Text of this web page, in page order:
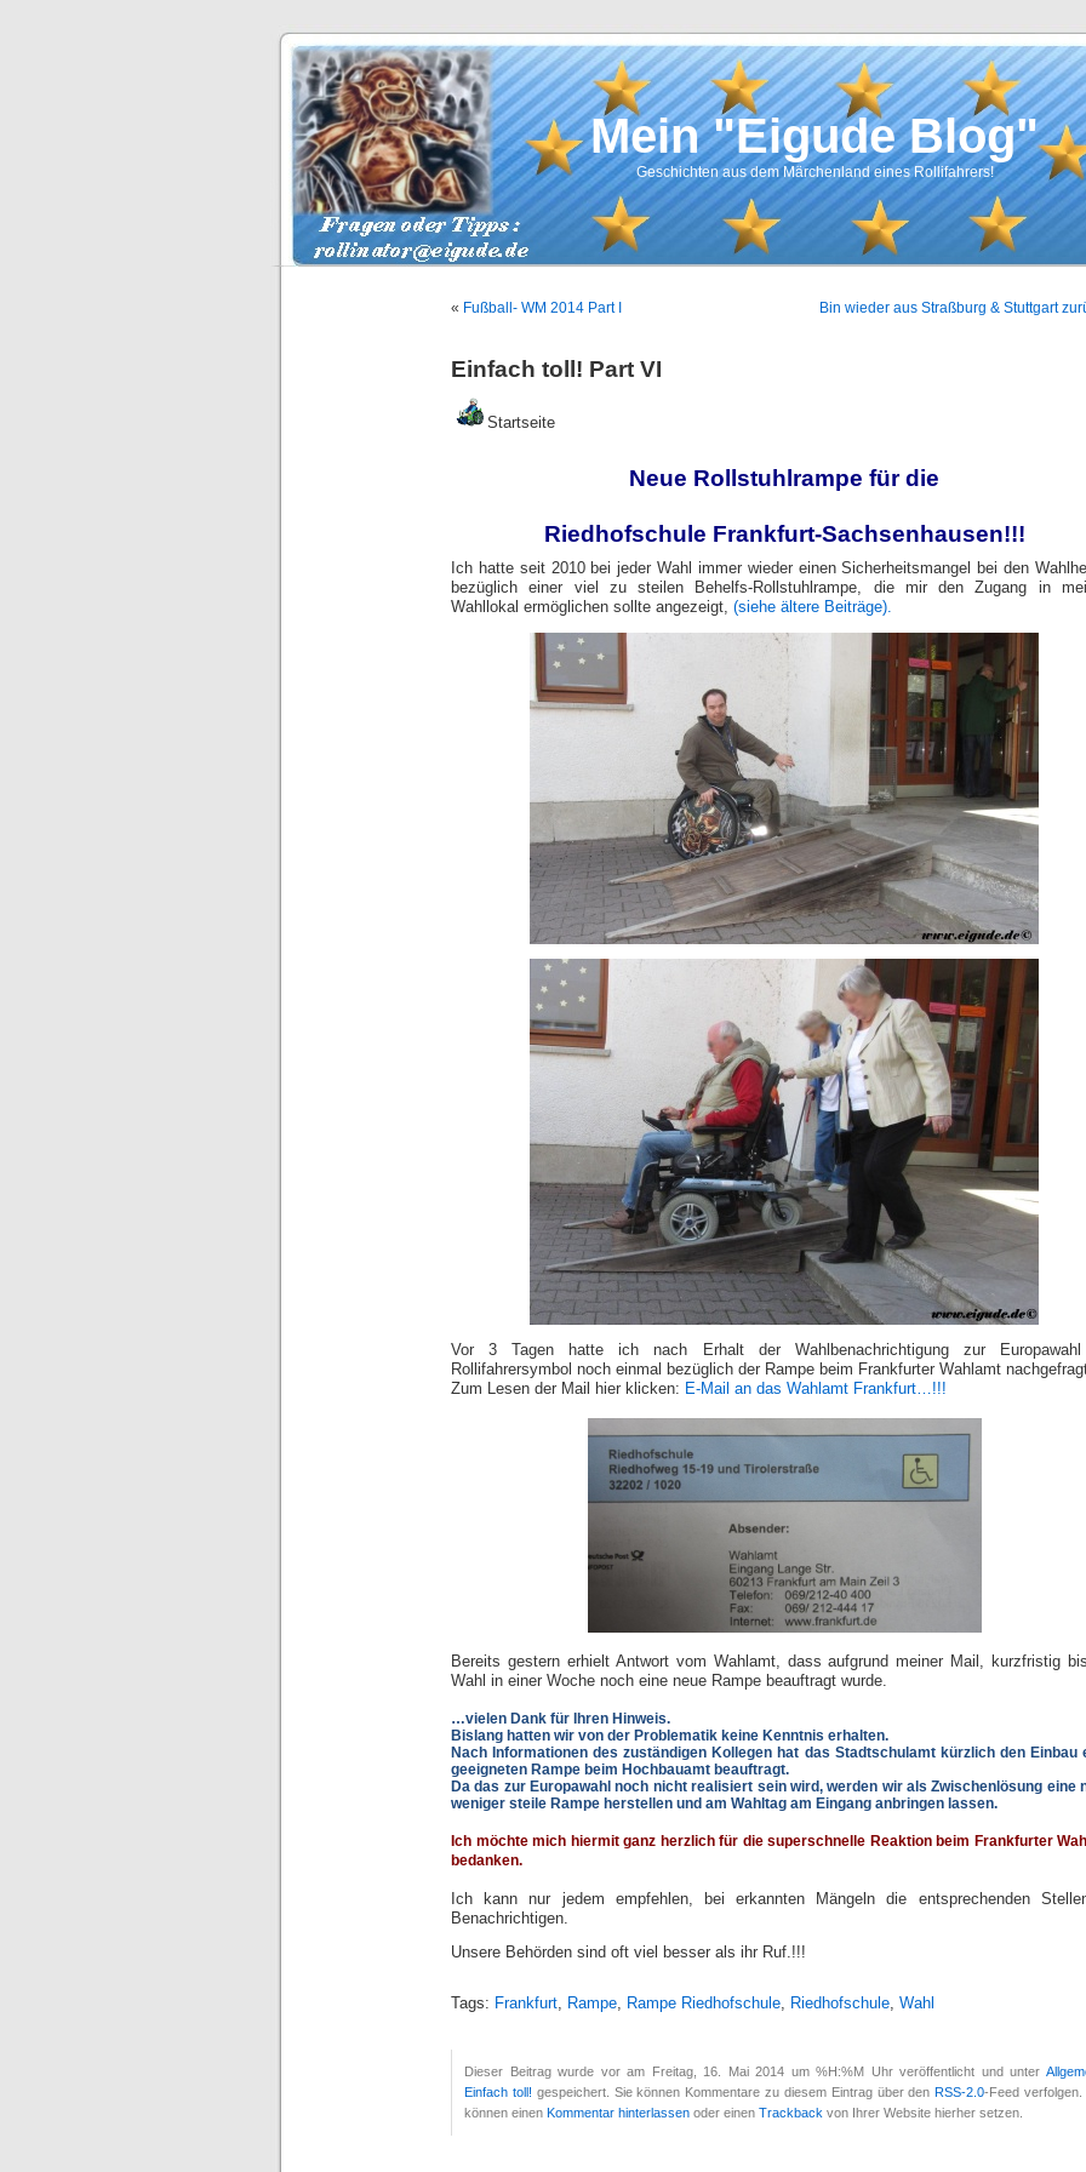
Mein "Eigude Blog"
Geschichten aus dem Märchenland eines Rollifahrers!
« Fußball- WM 2014 Part I Bin wieder aus Straßburg & Stuttgart
Einfach toll! Part VI
Startseite
Neue Rollstuhlrampe für die
Riedhofschule Frankfurt-Sachsenhausen!!!
Ich hatte seit 2010 bei jeder Wahl immer wieder einen Sicherheitsmangel bei den
bezüglich einer viel zu steilen Behelfs-Rollstuhlrampe, die mir den Zugang in
Wahllokal ermöglichen sollte angezeigt, (siehe ältere Beiträge).
Vor 3 Tagen hatte ich nach Erhalt der Wahlbenachrichtigung zur
Rollifahrersymbol noch einmal bezüglich der Rampe beim Frankfurter Wahlamt
Zum Lesen der Mail hier klicken: E-Mail an das Wahlamt Frankfurt…!!!
Bereits gestern erhielt Antwort vom Wahlamt, dass aufgrund meiner Mail, kurzfristig
Wahl in einer Woche noch eine neue Rampe beauftragt wurde.
…vielen Dank für Ihren Hinweis.
Bislang hatten wir von der Problematik keine Kenntnis erhalten.
Nach Informationen des zuständigen Kollegen hat das Stadtschulamt kürzlich den Einbau
geeigneten Rampe beim Hochbauamt beauftragt.
Da das zur Europawahl noch nicht realisiert sein wird, werden wir als Zwischenlösung eine
weniger steile Rampe herstellen und am Wahltag am Eingang anbringen lassen.
Ich möchte mich hiermit ganz herzlich für die superschnelle Reaktion beim Frankfurter
bedanken.
Ich kann nur jedem empfehlen, bei erkannten Mängeln die entsprechenden
Benachrichtigen.
Unsere Behörden sind oft viel besser als ihr Ruf.!!!
Tags: Frankfurt Rampe Rampe Riedhofschule Riedhofschule Wahl
Dieser Beitrag wurde vor am Freitag, 16. Mai 2014 um %H:%M Uhr veröffentlicht und unter
Einfach toll! gespeichert. Sie können Kommentare zu diesem Eintrag über denRSS-2.0-Feed verfolgen.
können einen Kommentar hinterlassen oder einen Trackback von Ihrer Website hierher setzen.